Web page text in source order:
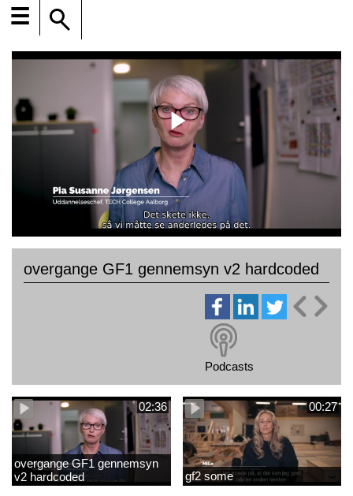
☰
overgange GF1 gennemsyn v2 hardcoded
Podcasts
02:36
overgange GF1 gennemsyn
v2 hardcoded
00:27
gf2 some